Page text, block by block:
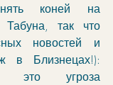
коней на
Табуна, так что
новостей и
в Близнецах!):
- это угроза